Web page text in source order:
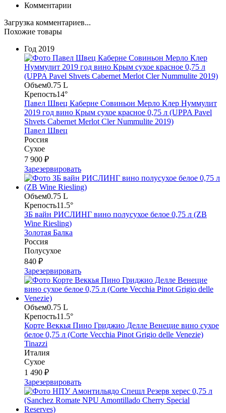
Комментарии
Загрузка комментариев...
Похожие товары
Год 2019
Объем0.75 L
Крепость14°
Павел Швец Каберне Совиньон Мерло Клер Нуммулит
2019 год вино Крым сухое красное 0,75 л (UPPA Pavel
Shvets Сabernet Merlot Cler Nummulite 2019)
Павел Швец
Россия
Сухое
7 900 ₽
Зарезервировать
Объем0.75 L
Крепость11.5°
ЗБ вайн РИСЛИНГ вино полусухое белое 0,75 л (ZB
Wine Riesling)
Золотая Балка
Россия
Полусухое
840 ₽
Зарезервировать
Объем0.75 L
Крепость11.5°
Корте Веккья Пино Гриджио Делле Венецие вино сухое
белое 0,75 л (Corte Vecchia Pinot Grigio delle Venezie)
Tinazzi
Италия
Сухое
1 490 ₽
Зарезервировать